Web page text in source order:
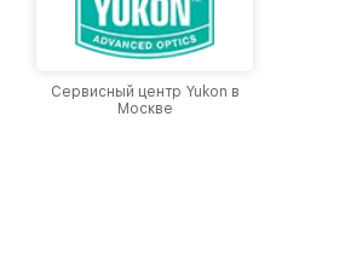
Сервисный центр Yukon в
Москве